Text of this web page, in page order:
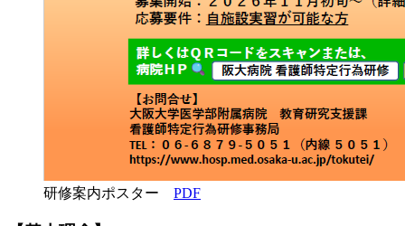
研修案内ポスター PDF